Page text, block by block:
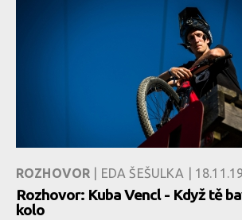
ROZHOVOR | EDA ŠEŠULKA |
Rozhovor: Kuba Vencl - Když tě
kolo